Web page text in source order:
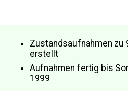
Zustandsaufnahmen zu
erstellt
Aufnahmen fertig bis
1999